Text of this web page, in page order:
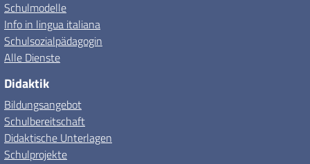
Schulmodelle
Info in lingua italiana
Schulsozialpädagogin
Alle Dienste
Didaktik
Bildungsangebot
Schulbereitschaft
Didaktische Unterlagen
Schulprojekte